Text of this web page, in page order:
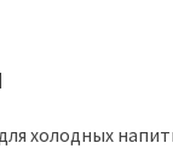
холодных